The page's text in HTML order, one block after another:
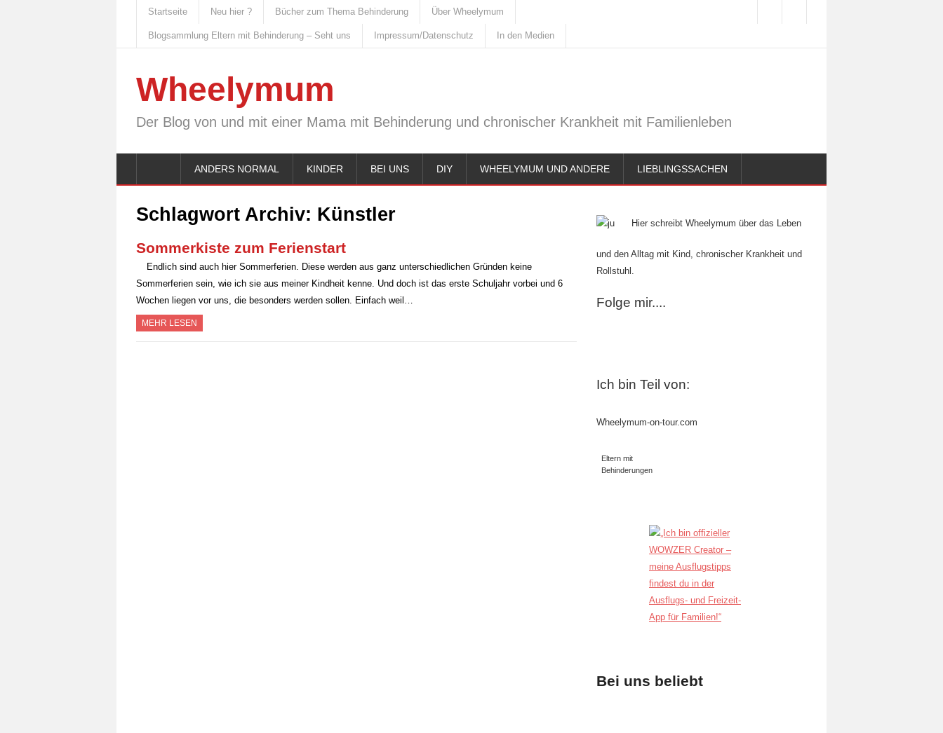
Startseite Neu hier ? Bücher zum Thema Behinderung Über Wheelymum
Blogsammlung Eltern mit Behinderung – Seht uns Impressum/Datenschutz In den Medien
Wheelymum
Der Blog von und mit einer Mama mit Behinderung und chronischer Krankheit mit Familienleben
ANDERS NORMAL KINDER BEI UNS DIY WHEELYMUM UND ANDERE LIEBLINGSSACHEN
Schlagwort Archiv: Künstler
Sommerkiste zum Ferienstart
Endlich sind auch hier Sommerferien. Diese werden aus ganz unterschiedlichen Gründen keine
Sommerferien sein, wie ich sie aus meiner Kindheit kenne. Und doch ist das erste Schuljahr vorbei und 6
Wochen liegen vor uns, die besonders werden sollen. Einfach weil…
MEHR LESEN
Hier schreibt Wheelymum über das Leben
und den Alltag mit Kind, chronischer Krankheit und
Rollstuhl.
Folge mir....
Ich bin Teil von:
Wheelymum-on-tour.com
Eltern mit
Behinderungen
Bei uns beliebt